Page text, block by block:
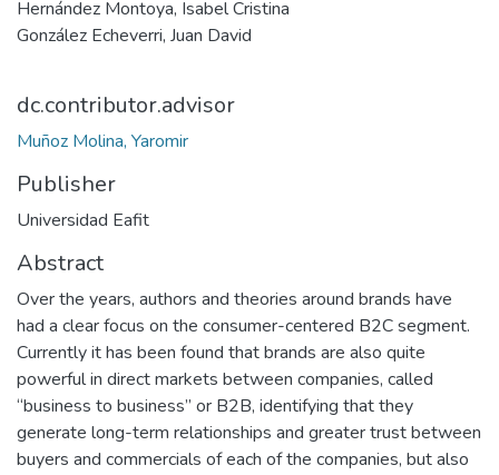
Hernández Montoya, Isabel Cristina
González Echeverri, Juan David
dc.contributor.advisor
Muñoz Molina, Yaromir
Publisher
Universidad Eafit
Abstract
Over the years, authors and theories around brands have
had a clear focus on the consumer-centered B2C segment.
Currently it has been found that brands are also quite
powerful in direct markets between companies, called
“business to business” or B2B, identifying that they
generate long-term relationships and greater trust between
buyers and commercials of each of the companies, but also